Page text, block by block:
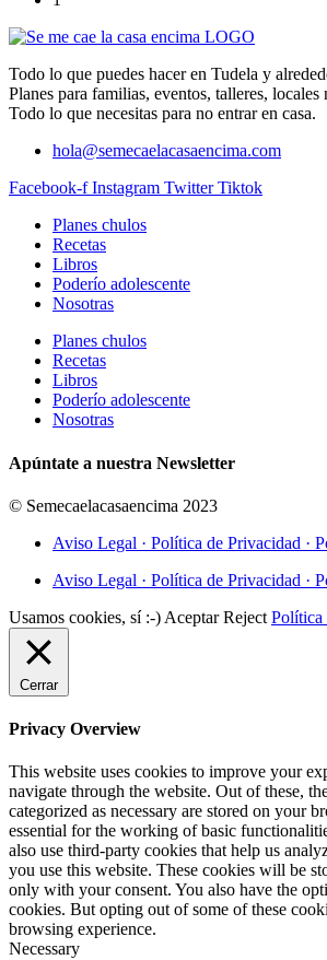
Todo lo que puedes hacer en Tudela y
Planes para familias, eventos, talleres, locales
Todo lo que necesitas para no entrar en casa.
hola@semecaelacasaencima.com
Facebook-f Instagram Twitter Tiktok
Planes chulos
Recetas
Libros
Poderío adolescente
Nosotras
Planes chulos
Recetas
Libros
Poderío adolescente
Nosotras
Apúntate a nuestra Newsletter
© Semecaelacasaencima 2023
Aviso Legal · Política de Privacidad ·
Aviso Legal · Política de Privacidad ·
Usamos cookies, sí :-) Aceptar Reject Política
Cerrar
Privacy Overview
This website uses cookies to improve your
navigate through the website. Out of these,
categorized as necessary are stored on your
essential for the working of basic
also use third-party cookies that help us
you use this website. These cookies will be
only with your consent. You also have the
cookies. But opting out of some of these
browsing experience.
Necessary